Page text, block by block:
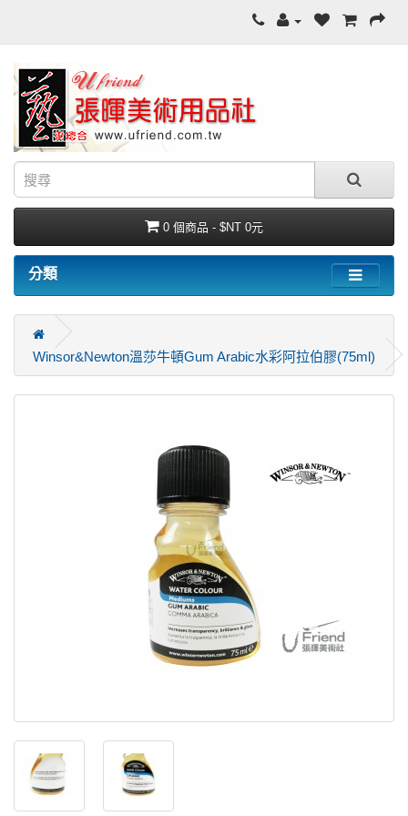
0 個商品 - $NT 0元
分類
Winsor&Newton溫莎牛頓Gum Arabic水彩阿拉伯膠(75ml)